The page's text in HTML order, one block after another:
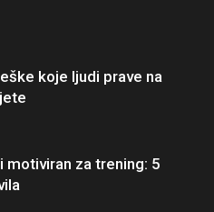
koje ljudi prave na
motiviran za trening: 5